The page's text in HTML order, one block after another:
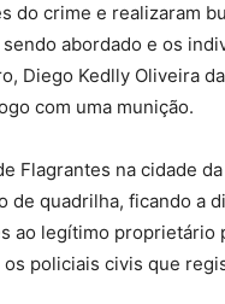
do crime e realizaram
abordado e os
Diego Kedlly Oliveira
com uma munição.
Flagrantes na cidade
de quadrilha, ficando a
ao legítimo proprietário
policiais civis que